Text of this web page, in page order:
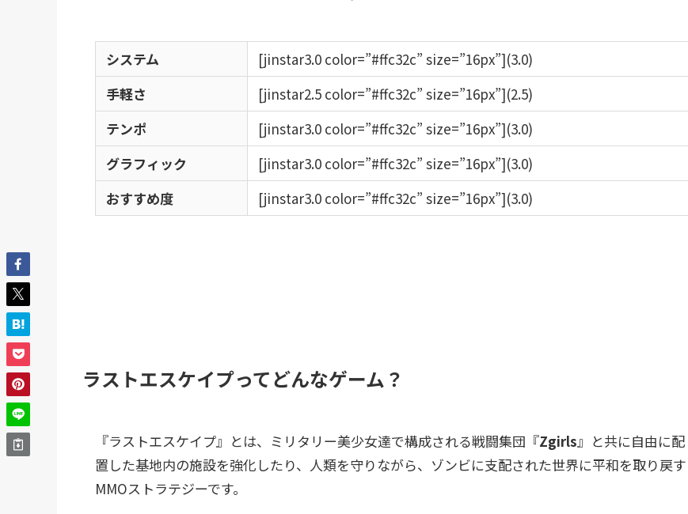
システム
[jinstar3.0 color=”#ffc32c” size=”16px”](3.0)
手軽さ
[jinstar2.5 color=”#ffc32c” size=”16px”](2.5)
テンポ
[jinstar3.0 color=”#ffc32c” size=”16px”](3.0)
グラフィック
[jinstar3.0 color=”#ffc32c” size=”16px”](3.0)
おすすめ度
[jinstar3.0 color=”#ffc32c” size=”16px”](3.0)
ラストエスケイプってどんなゲーム？
『ラストエスケイプ』とは、ミリタリー美少女達で構成される戦闘集団『Zgirls』と共に自由に配
置した基地内の施設を強化したり、人類を守りながら、ゾンビに支配された世界に平和を取り戻す
MMOストラテジーです。